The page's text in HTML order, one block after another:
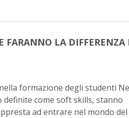
FARANNO LA DIFFERENZA
formazione degli studenti
definite come soft skills, stanno
ad entrare nel mondo del